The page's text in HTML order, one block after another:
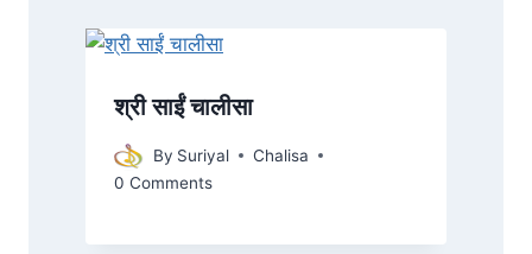
श्री साईं चालीसा
By Suriyal
Chalisa
0 Comments